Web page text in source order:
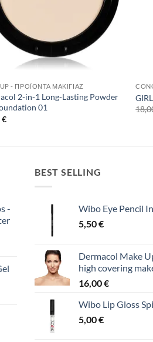
UP - ΠΡΟΪΌΝΤΑ ΜΑΚΙΓΙΆΖ
2-in-1 Long-Lasting Powder
01
€
-
BEST SELLING
Wibo Eye Pencil
5,50€
Dermacol Make
high covering
16,00€
Wibo Lip Gloss
5,00€